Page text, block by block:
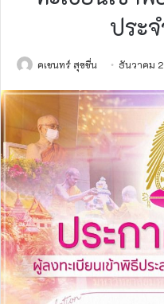
ประ
คเชนทร์ สุขชื่น ธันวาคม